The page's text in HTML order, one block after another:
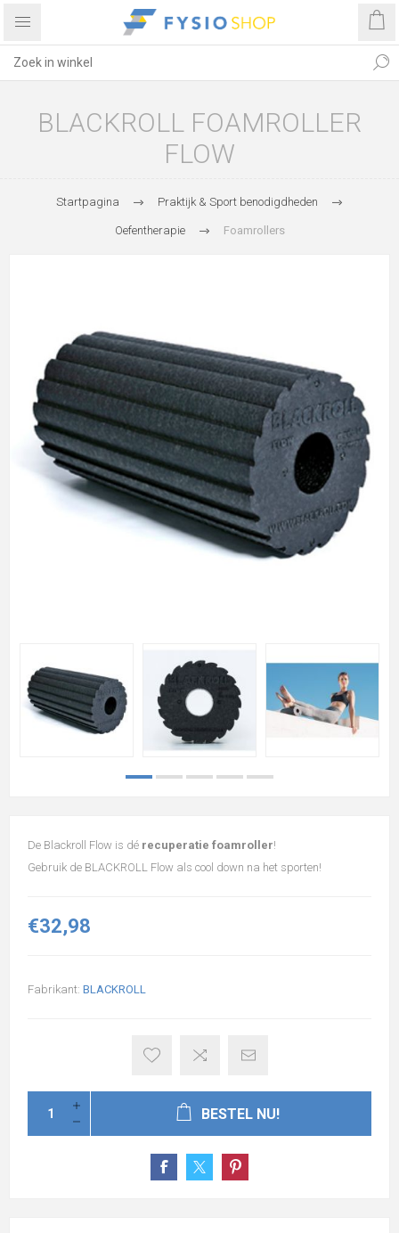
BLACKROLL FOAMROLLER
FLOW
Startpagina Praktijk & Sport benodigdheden
Oefentherapie Foamrollers
De Blackroll Flow is dé recuperatie foamroller!
Gebruik de BLACKROLL Flow als cool down na het sporten!
€32,98
Fabrikant: BLACKROLL
BESTEL NU!